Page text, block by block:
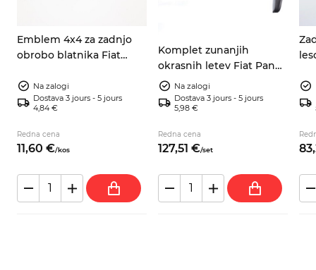
Emblem 4x4 za zadnjo
obrobo blatnika Fiat
moder 7592198 7724973
Na zalogi
Dostava 3 jours - 5 jours
4,84 €
Redna cena
11,60 €/kos
Komplet zunanjih
okrasnih letev Fiat Panda
4x4 141, 141A 1986–2003
Na zalogi
Dostava 3 jours - 5 jours
5,98 €
Redna cena
127,51 €/set 83,